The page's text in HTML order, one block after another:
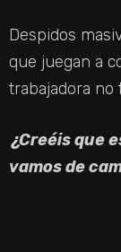
Despidos
que juegan a
trabajadora no
¿Creéis que
vamos de